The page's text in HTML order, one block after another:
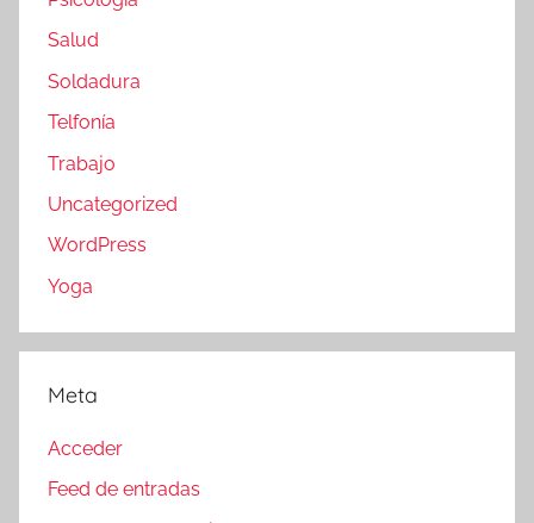
Salud
Soldadura
Telfonía
Trabajo
Uncategorized
WordPress
Yoga
Meta
Acceder
Feed de entradas